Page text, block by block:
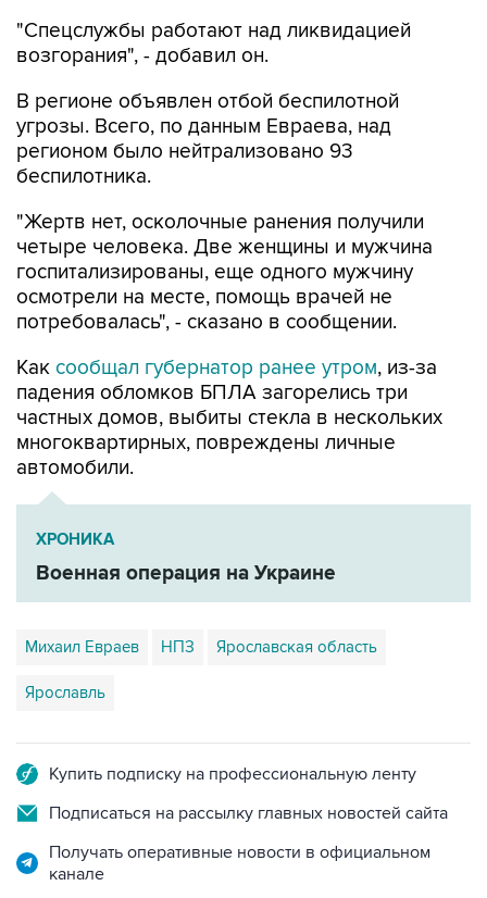
"Спецслужбы работают над ликвидацией
возгорания", - добавил он.
В регионе объявлен отбой беспилотной
угрозы. Всего, по данным Евраева, над
регионом было нейтрализовано 93
беспилотника.
"Жертв нет, осколочные ранения получили
четыре человека. Две женщины и мужчина
госпитализированы, еще одного мужчину
осмотрели на месте, помощь врачей не
потребовалась", - сказано в сообщении.
Как сообщал губернатор ранее утром, из-за
падения обломков БПЛА загорелись три
частных домов, выбиты стекла в нескольких
многоквартирных, повреждены личные
автомобили.
ХРОНИКА
Военная операция на Украине
Михаил Евраев НПЗ Ярославская область
Ярославль
Купить подписку на профессиональную ленту
Подписаться на рассылку главных новостей сайта
Получать оперативные новости в официальном
канале